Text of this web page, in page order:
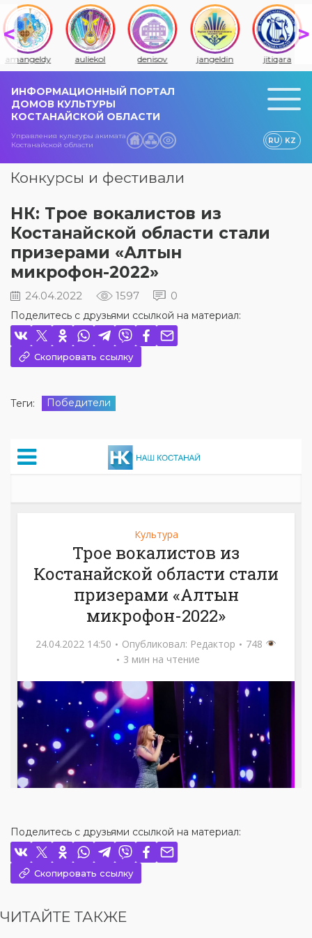
amangeldy auliekol denisov jangeldin jitiqara
ИНФОРМАЦИОННЫЙ ПОРТАЛ
ДОМОВ КУЛЬТУРЫ
КОСТАНАЙСКОЙ ОБЛАСТИ
Управления культуры акимата
Костанайской области
RU KZ
Конкурсы и фестивали
НК: Трое вокалистов из
Костанайской области стали
призерами «Алтын
микрофон-2022»
24.04.2022 1597 0
Поделитесь с друзьями ссылкой на материал:
Скопировать ссылку
Теги: Победители
Поделитесь с друзьями ссылкой на материал:
Скопировать ссылку
ЧИТАЙТЕ ТАКЖЕ